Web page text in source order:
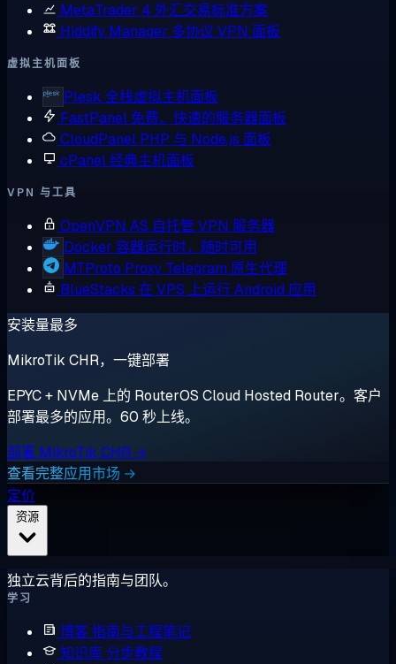
MetaTrader 4 外汇交易标准方案
Hiddify Manager 多协议 VPN 面板
虚拟主机面板
Plesk 全栈虚拟主机面板
FastPanel 免费、快速的服务器面板
CloudPanel PHP 与 Node.js 面板
cPanel经典主机面板
VPN 与工具
OpenVPN AS 自托管 VPN 服务器
Docker 容器运行时，随时可用
MTProto Proxy Telegram 原生代理
BlueStacks 在 VPS 上运行 Android 应用
安装量最多
MikroTik CHR，一键部署
EPYC + NVMe 上的 RouterOS Cloud Hosted Router。客户
部署最多的应用。60 秒上线。
部署 MikroTik CHR →
查看完整应用市场 →
定价
独立云背后的指南与团队。
学习
博客指南与工程笔记
知识库 分步教程